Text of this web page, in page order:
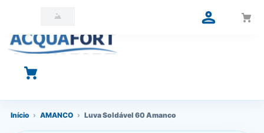
O que você está procurando?
Início › AMANCO › Luva Soldável 60 Amanco